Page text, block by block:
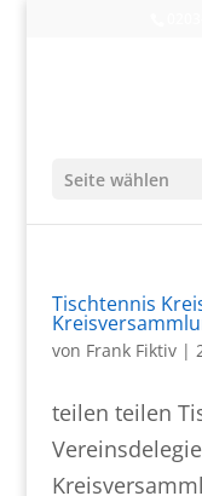
Seite wählen
Tischtennis
von Frank Fiktiv|
teilen teilen